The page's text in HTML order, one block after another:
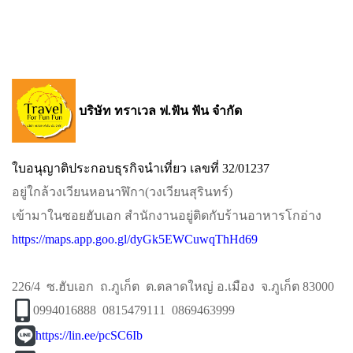
บริษัท ทราเวล ฟ.ฟัน ฟัน จำกัด
ใบอนุญาติประกอบธุรกิจนำเที่ยว เลขที่ 32/01237
อยู่ใกล้วงเวียนหอนาฬิกา​(วงเวียนสุรินทร์)​
เข้ามาในซอยฮับเอก​ สำนักงานอยู่ติดกับร้านอาหารโกอ่าง
https://maps.app.goo.gl/dyGk5EWCuwqThHd69
226/4 ซ.ฮับเอก ถ.ภูเก็ต ต.ตลาดใหญ่ อ.เมือง จ.ภูเก็ต 83000
0994016888 0815479111 0869463999
https://lin.ee/pcSC6Ib